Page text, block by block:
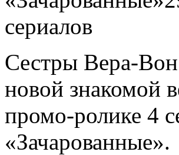
сериалов
Сестры Вера-
новой знакомой
промо-ролике 4
«Зачарованные».